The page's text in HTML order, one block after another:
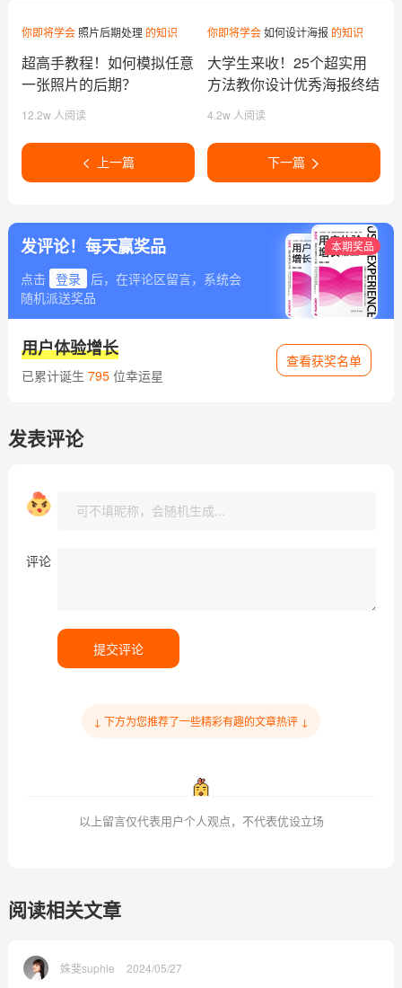
你即将学会 照片后期处理的知识
超高手教程！如何模拟任意
一张照片的后期？
12.2w 人阅读
上一篇
你即将学会如何设计海报 的知识
大学生来收！25个超实用
方法教你设计优秀海报终结
4.2w 人阅读
下一篇
发评论！每天赢奖品
点击 登录
后，在评论区留言，系统会
随机派送奖品
本期奖品
用户体验增长
已累计诞生 795位幸运星
查看获奖名单
发表评论
评论
提交评论
↓ 下方为您推荐了一些精彩有趣的文章热评 ↓
以上留言仅代表用户个人观点，不代表优设立场
阅读相关文章
姝斐suphie 2024/05/27